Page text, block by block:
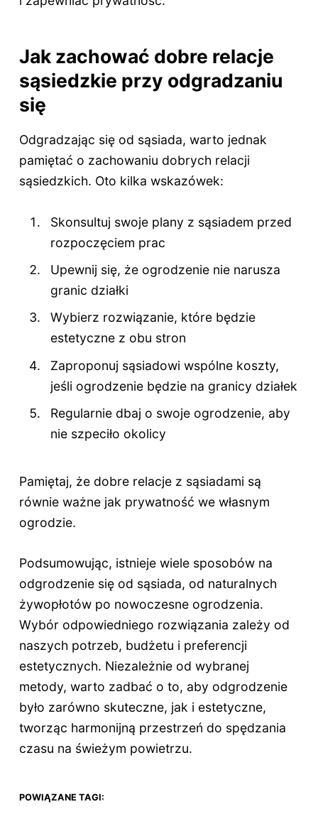
Jak zachować dobre relacje
sąsiedzkie przy odgradzaniu
się
Odgradzając się od sąsiada, warto jednak
pamiętać o zachowaniu dobrych relacji
sąsiedzkich. Oto kilka wskazówek:
Skonsultuj swoje plany z sąsiadem przed
rozpoczęciem prac
Upewnij się, że ogrodzenie nie narusza
granic działki
Wybierz rozwiązanie, które będzie
estetyczne z obu stron
Zaproponuj sąsiadowi wspólne koszty,
jeśli ogrodzenie będzie na granicy działek
Regularnie dbaj o swoje ogrodzenie, aby
nie szpeciło okolicy
Pamiętaj, że dobre relacje z sąsiadami są
równie ważne jak prywatność we własnym
ogrodzie.
Podsumowując, istnieje wiele sposobów na
odgrodzenie się od sąsiada, od naturalnych
żywopłotów po nowoczesne ogrodzenia.
Wybór odpowiedniego rozwiązania zależy od
naszych potrzeb, budżetu i preferencji
estetycznych. Niezależnie od wybranej
metody, warto zadbać o to, aby odgrodzenie
było zarówno skuteczne, jak i estetyczne,
tworząc harmonijną przestrzeń do spędzania
czasu na świeżym powietrzu.
POWIĄZANE TAGI: